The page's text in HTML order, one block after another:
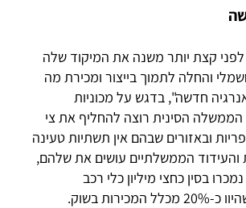
קצת יותר משנה את המיקוד שלה
והחלה לתמוך בייצור ומכירת מה
חדשה", בדגש על מכוניות
הממשלה הסינית רוצה להחליף את צי
ובאזורים שבהם אין תשתיות טעינה
והעידוד הממשלתיים עושים את שלהם,
בסין כחצי מיליון כלי רכב
בשוק.